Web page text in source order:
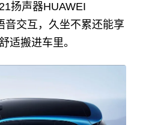
扬声器HUAWEI
音交互，久坐不累还能享
适搬进车里。